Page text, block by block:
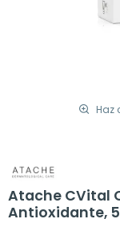
Haz
Atache CVital
Antioxidante,